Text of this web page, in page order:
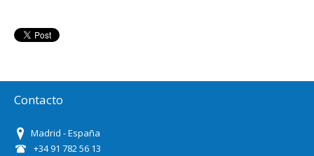
Contacto
Madrid - España
+34 91 782 56 13